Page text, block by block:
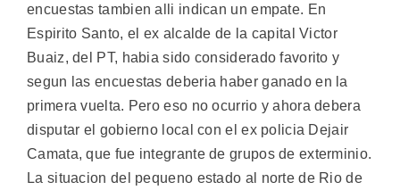
encuestas tambien alli indican un empate. En
Espirito Santo, el ex alcalde de la capital Victor
Buaiz, del PT, habia sido considerado favorito y
segun las encuestas deberia haber ganado en la
primera vuelta. Pero eso no ocurrio y ahora debera
disputar el gobierno local con el ex policia Dejair
Camata, que fue integrante de grupos de exterminio.
La situacion del pequeno estado al norte de Rio de